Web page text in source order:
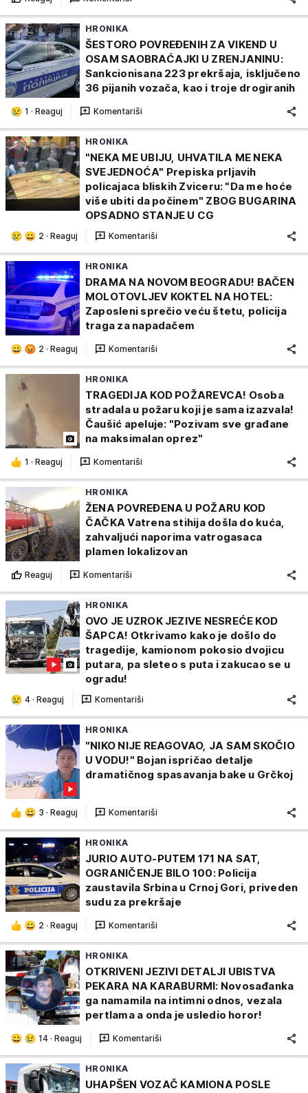
HRONIKA
ŠESTORO POVREĐENIH ZA VIKEND U
OSAM SAOBRAĆAJKI U ZRENJANINU:
Sankcionisana 223 prekršaja, isključeno
36 pijanih vozača, kao i troje drogiranih
1 · Reaguj Komentariši
HRONIKA
"NEKA ME UBIJU, UHVATILA ME NEKA
SVEJEDNOĆA" Prepiska prljavih
policajaca bliskih Zviceru: "Da me hoće
više ubiti da počinem" ZBOG BUGARINA
OPSADNO STANJE U CG
2 · Reaguj Komentariši
HRONIKA
DRAMA NA NOVOM BEOGRADU! BAČEN
MOLOTOVLJEV KOKTEL NA HOTEL:
Zaposleni sprečio veću štetu, policija
traga za napadačem
2 · Reaguj Komentariši
HRONIKA
TRAGEDIJA KOD POŽAREVCA! Osoba
stradala u požaru koji je sama izazvala!
Čaušić apeluje: "Pozivam sve građane
na maksimalan oprez"
1 · Reaguj Komentariši
HRONIKA
ŽENA POVREĐENA U POŽARU KOD
ČAČKA Vatrena stihija došla do kuća,
zahvaljući naporima vatrogasaca
plamen lokalizovan
Reaguj Komentariši
HRONIKA
OVO JE UZROK JEZIVE NESREĆE KOD
ŠAPCA! Otkrivamo kako je došlo do
tragedije, kamionom pokosio dvojicu
putara, pa sleteo s puta i zakucao se u
ogradu!
4 · Reaguj Komentariši
HRONIKA
"NIKO NIJE REAGOVAO, JA SAM SKOČIO
U VODU!" Bojan ispričao detalje
dramatičnog spasavanja bake u Grčkoj
3 · Reaguj Komentariši
HRONIKA
JURIO AUTO-PUTEM 171 NA SAT,
OGRANIČENJE BILO 100: Policija
zaustavila Srbina u Crnoj Gori, priveden
sudu za prekršaje
2 · Reaguj Komentariši
HRONIKA
OTKRIVENI JEZIVI DETALJI UBISTVA
PEKARA NA KARABURMI: Novosađanka
ga namamila na intimni odnos, vezala
pertlama a onda je usledio horor!
14 · Reaguj Komentariši
HRONIKA
UHAPŠEN VOZAČ KAMIONA POSLE